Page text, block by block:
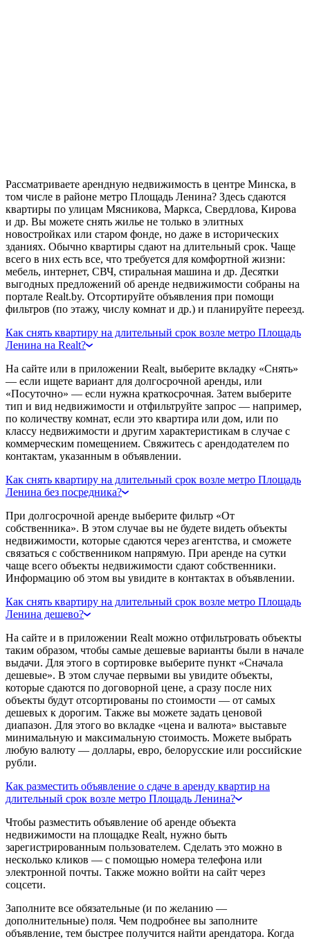
Рассматриваете арендную недвижимость в центре Минска, в
том числе в районе метро Площадь Ленина? Здесь сдаются
квартиры по улицам Мясникова, Маркса, Свердлова, Кирова
и др. Вы можете снять жилье не только в элитных
новостройках или старом фонде, но даже в исторических
зданиях. Обычно квартиры сдают на длительный срок. Чаще
всего в них есть все, что требуется для комфортной жизни:
мебель, интернет, СВЧ, стиральная машина и др. Десятки
выгодных предложений об аренде недвижимости собраны на
портале Realt.by. Отсортируйте объявления при помощи
фильтров (по этажу, числу комнат и др.) и планируйте переезд.
Как снять квартиру на длительный срок возле метро Площадь
Ленина на Realt?
На сайте или в приложении Realt, выберите вкладку «Снять»
— если ищете вариант для долгосрочной аренды, или
«Посуточно» — если нужна краткосрочная. Затем выберите
тип и вид недвижимости и отфильтруйте запрос — например,
по количеству комнат, если это квартира или дом, или по
классу недвижимости и другим характеристикам в случае с
коммерческим помещением. Свяжитесь с арендодателем по
контактам, указанным в объявлении.
Как снять квартиру на длительный срок возле метро Площадь
Ленина без посредника?
При долгосрочной аренде выберите фильтр «От
собственника». В этом случае вы не будете видеть объекты
недвижимости, которые сдаются через агентства, и сможете
связаться с собственником напрямую. При аренде на сутки
чаще всего объекты недвижимости сдают собственники.
Информацию об этом вы увидите в контактах в объявлении.
Как снять квартиру на длительный срок возле метро Площадь
Ленина дешево?
На сайте и в приложении Realt можно отфильтровать объекты
таким образом, чтобы самые дешевые варианты были в начале
выдачи. Для этого в сортировке выберите пункт «Сначала
дешевые». В этом случае первыми вы увидите объекты,
которые сдаются по договорной цене, а сразу после них
объекты будут отсортированы по стоимости — от самых
дешевых к дорогим. Также вы можете задать ценовой
диапазон. Для этого во вкладке «цена и валюта» выставьте
минимальную и максимальную стоимость. Можете выбрать
любую валюту — доллары, евро, белорусские или российские
рубли.
Как разместить объявление о сдаче в аренду квартир на
длительный срок возле метро Площадь Ленина?
Чтобы разместить объявление об аренде объекта
недвижимости на площадке Realt, нужно быть
зарегистрированным пользователем. Сделать это можно в
несколько кликов — с помощью номера телефона или
электронной почты. Также можно войти на сайт через
соцсети.
Заполните все обязательные (и по желанию —
дополнительные) поля. Чем подробнее вы заполните
объявление, тем быстрее получится найти арендатора. Когда